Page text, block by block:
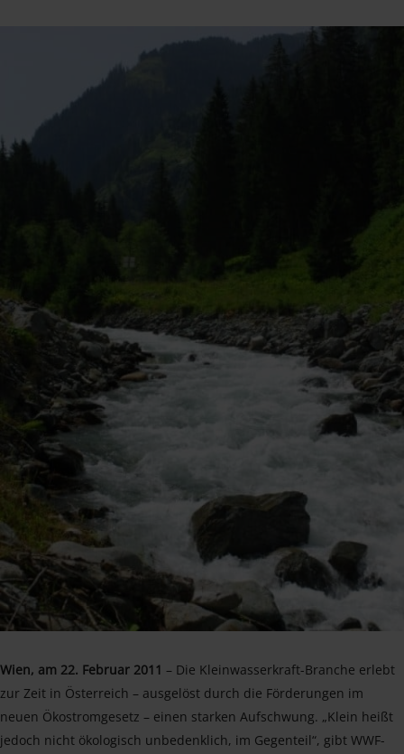
Wien, am 22. Februar 2011 – Die Kleinwasserkraft-Branche erlebt
zur Zeit in Österreich – ausgelöst durch die Förderungen im
neuen Ökostromgesetz – einen starken Aufschwung. „Klein heißt
jedoch nicht ökologisch unbedenklich, im Gegenteil“, gibt WWF-